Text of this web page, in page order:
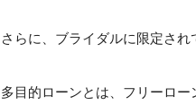
さらに、ブライダルに限定され
多目的ローンとは、フリーロー